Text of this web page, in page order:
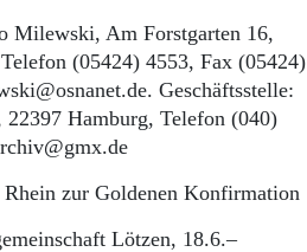
Milewski, Am Forstgarten 16,
(05424) 4553, Fax (05424)
Geschäftsstelle:
Hamburg, Telefon (040)
zur Goldenen Konfirmation
Lötzen, 18.6.–